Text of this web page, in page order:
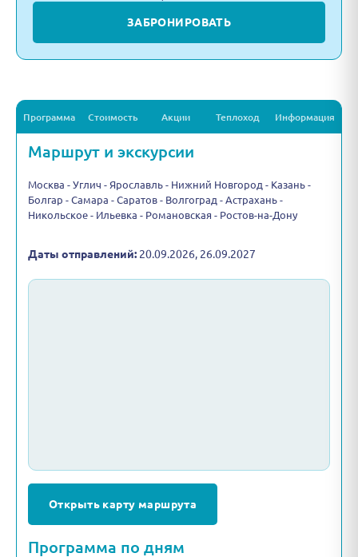
ЗАБРОНИРОВАТЬ
Программа Стоимость Акции Теплоход Информация
Маршрут и экскурсии
Москва - Углич - Ярославль - Нижний Новгород - Казань -
Болгар - Самара - Саратов - Волгоград - Астрахань -
Никольское - Ильевка - Романовская - Ростов-на-Дону
Даты отправлений: 20.09.2026, 26.09.2027
Открыть карту маршрута
Программа по дням